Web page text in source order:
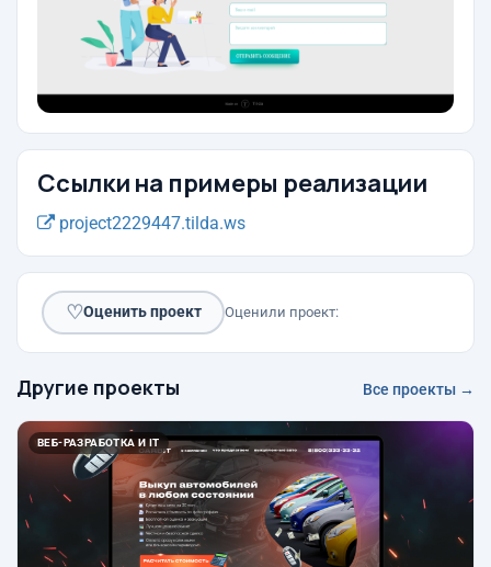
Ссылки на примеры реализации
project2229447.tilda.ws
♡Оценить проект Оценили проект:
Другие проекты Все проекты →
ВЕБ-РАЗРАБОТКА И IT